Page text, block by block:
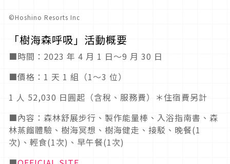
©︎Hoshino Resorts Inc
「樹海森呼吸」活動概要
■時間：2023 年 4 月 1 日～9 月 30 日
■價格：1 天 1 組（1～3 位）
1 人 52,030 日圓起（含稅、服務費）＊住宿費另計
■內容：森林舒展步行、製作能量棒、入浴指南書、森
林蒸餾體驗、樹海冥想、樹海健走、接駁、晚餐(1
次)、輕食(1次)、早午餐(1次)